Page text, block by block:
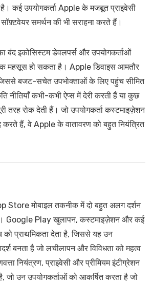
कई उपयोगकर्ता Apple के मजबूत प्राइवेसी
समर्थन की भी सराहना करते हैं।
बंद इकोसिस्टम डेवलपर्स और उपयोगकर्ताओं
महसूस हो सकता है। Apple डिवाइस आमतौर
बजट-सचेत उपभोक्ताओं के लिए पहुंच सीमित
नीतियाँ कभी-कभी ऐप्स में देरी करती हैं या कुछ
तरह रोक देती हैं। जो उपयोगकर्ता कस्टमाइज़ेशन
करते हैं, वे Apple के वातावरण को बहुत नियंत्रित
Store मोबाइल तकनीक में दो बहुत अलग दर्शन
Google Play खुलापन, कस्टमाइज़ेशन और कई
को प्राथमिकता देता है, जिससे यह उन
बनता है जो लचीलापन और विविधता को महत्व
नियंत्रण, प्राइवेसी और प्रीमियम इंटीग्रेशन
जो उन उपयोगकर्ताओं को आकर्षित करता है जो